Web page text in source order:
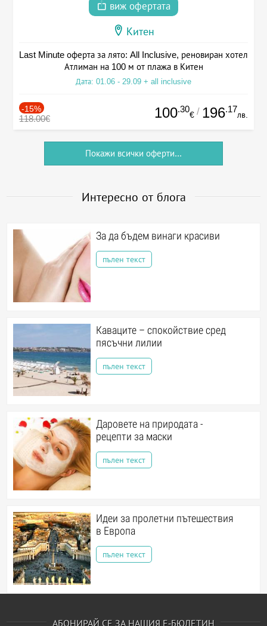
виж офертата
Китен
Last Minute оферта за лято: All Inclusive, реновиран хотел
Атлиман на 100 м от плажа в Китен
Дата: 01.06 - 29.09 + all inclusive
-15%
118.00€ 100.30
€ / 196.17
лв.
Покажи всички оферти...
Интересно от блога
За да бъдем винаги красиви
пълен текст
Каваците – спокойствие сред
пясъчни лилии
пълен текст
Даровете на природата -
рецепти за маски
пълен текст
Идеи за пролетни пътешествия
в Европа
пълен текст
АБОНИРАЙ СЕ ЗА НАШИЯ Е-БЮЛЕТИН